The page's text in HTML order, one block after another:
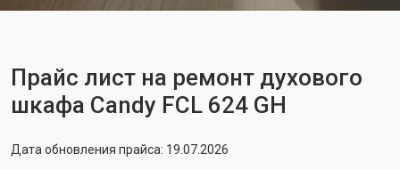
Прайс лист на ремонт духового
шкафа Candy FCL 624 GH
Дата обновления прайса: 19.07.2026